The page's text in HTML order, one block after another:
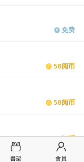
免费
58阅币
58阅币
58阅币
書架 會員